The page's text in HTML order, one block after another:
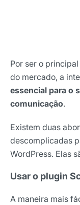
Por ser o
do mercado, a
essencial para o
comunicação.
Existem duas
descomplicadas
WordPress. Elas
Usar o plugin
A maneira mais